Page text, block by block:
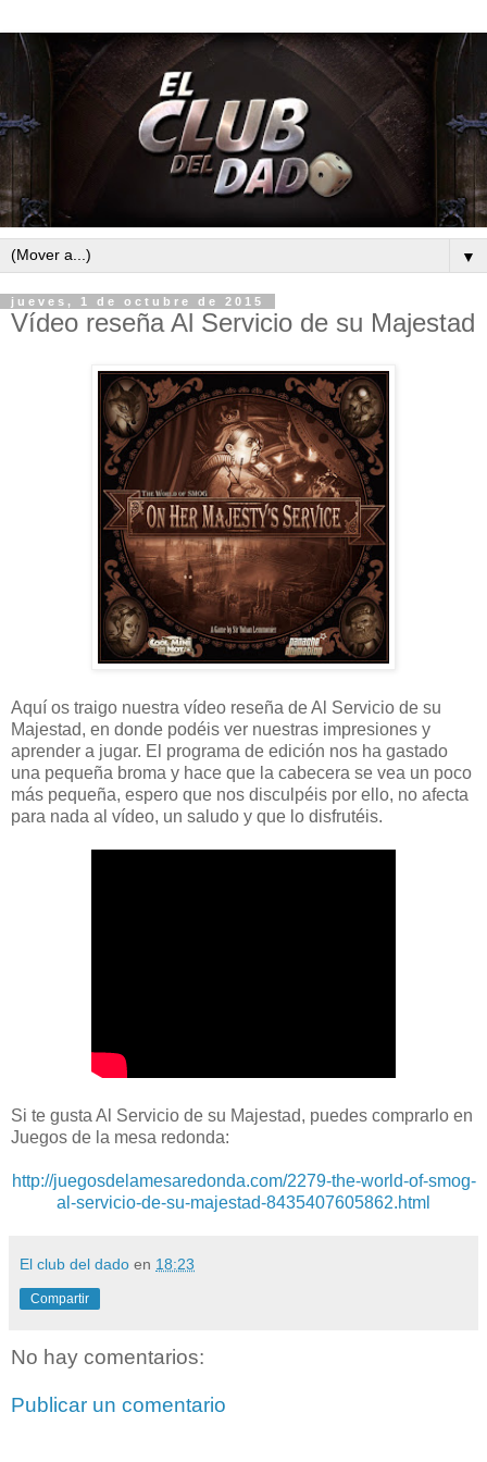
▼
jueves, 1 de octubre de 2015
Vídeo reseña Al Servicio de su Majestad
Aquí os traigo nuestra vídeo reseña de Al Servicio de su
Majestad, en donde podéis ver nuestras impresiones y
aprender a jugar. El programa de edición nos ha gastado
una pequeña broma y hace que la cabecera se vea un poco
más pequeña, espero que nos disculpéis por ello, no afecta
para nada al vídeo, un saludo y que lo disfrutéis.
Si te gusta Al Servicio de su Majestad, puedes comprarlo en
Juegos de la mesa redonda:
http://juegosdelamesaredonda.com/2279-the-world-of-smog-
al-servicio-de-su-majestad-8435407605862.html
El club del dado en 18:23
Compartir
No hay comentarios:
Publicar un comentario